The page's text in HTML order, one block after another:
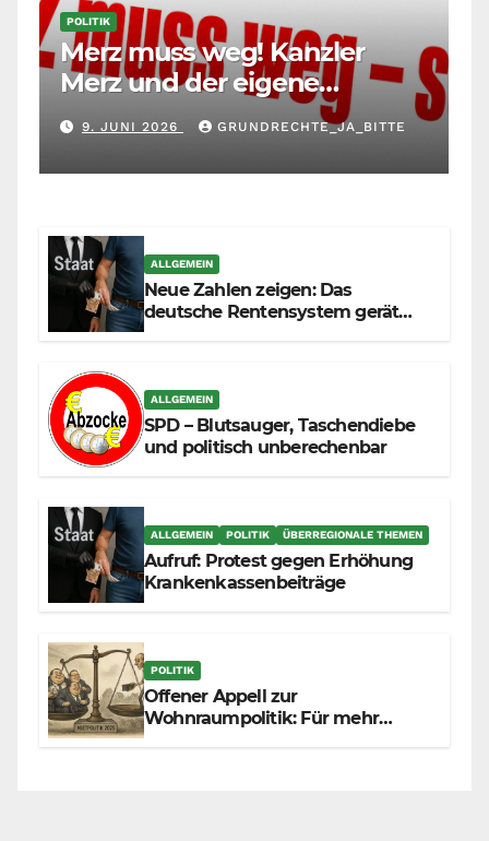
POLITIK
Merz muss weg! Kanzler
Merz und der eigene
Maßstab: Wer andere richtet,
muss sich selbst richten
9. JUNI 2026 GRUNDRECHTE_JA_BITTE
ALLGEMEIN
Neue Zahlen zeigen: Das
deutsche Rentensystem gerät
ALLGEMEIN
SPD – Blutsauger, Taschendiebe
und politisch unberechenbar
ALLGEMEIN POLITIK ÜBERREGIONALE THEMEN
Aufruf: Protest gegen Erhöhung
Krankenkassenbeiträge
POLITIK
Offener Appell zur
Wohnraumpolitik: Für mehr